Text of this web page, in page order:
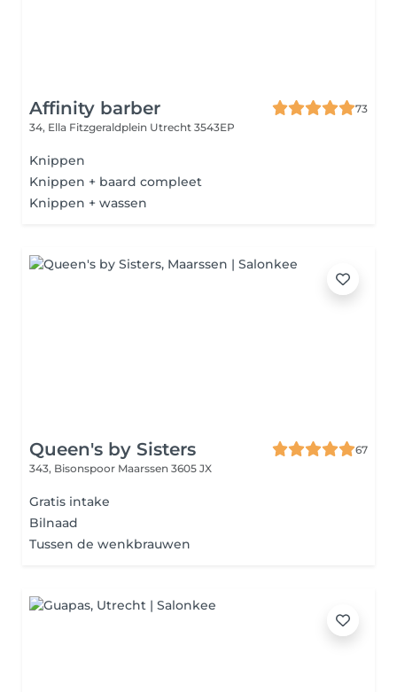
Affinity barber
73
34, Ella Fitzgeraldplein Utrecht 3543EP
Knippen
Knippen + baard compleet
Knippen + wassen
Queen's by Sisters
67
343, Bisonspoor Maarssen 3605 JX
Gratis intake
Bilnaad
Tussen de wenkbrauwen